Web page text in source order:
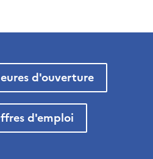
Heures d'ouverture
Offres d'emploi